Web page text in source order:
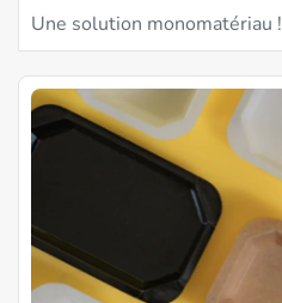
Une solution monomatériau !